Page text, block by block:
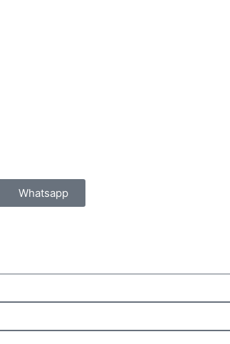
Whatsapp